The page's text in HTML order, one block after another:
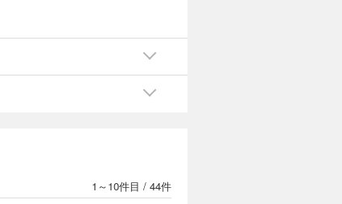
1～10件目 / 44件